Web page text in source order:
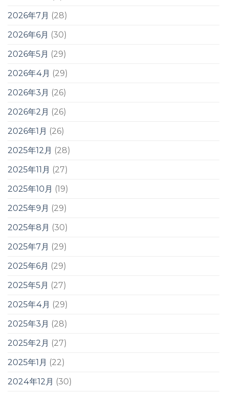
2026年7月 (28)
2026年6月 (30)
2026年5月 (29)
2026年4月 (29)
2026年3月 (26)
2026年2月 (26)
2026年1月 (26)
2025年12月 (28)
2025年11月 (27)
2025年10月 (19)
2025年9月 (29)
2025年8月 (30)
2025年7月 (29)
2025年6月 (29)
2025年5月 (27)
2025年4月 (29)
2025年3月 (28)
2025年2月 (27)
2025年1月 (22)
2024年12月 (30)